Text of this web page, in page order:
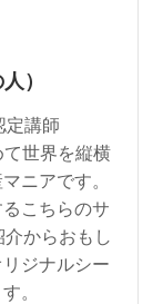
）
定講師
世界を縦横
ニアです。
こちらのサ
からおもし
ジナルシー
。